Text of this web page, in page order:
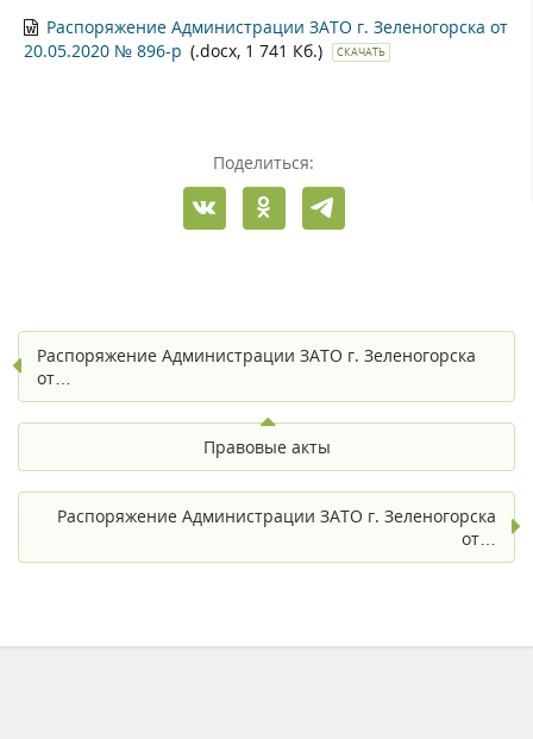
Распоряжение Администрации ЗАТО г. Зеленогорска от
20.05.2020 № 896-р (.docx, 1 741 Кб.) СКАЧАТЬ
Поделиться:
Распоряжение Администрации ЗАТО г. Зеленогорска
от…
Правовые акты
Распоряжение Администрации ЗАТО г. Зеленогорска
от…